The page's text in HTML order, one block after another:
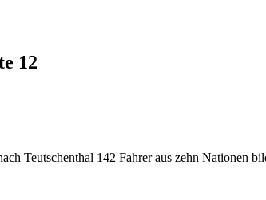
12
Teutschenthal 142 Fahrer aus zehn Nationen